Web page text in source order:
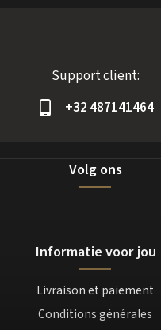
Support client:
+32 487141464
Volg ons
Informatie voor jou
Livraison et paiement
Conditions générales